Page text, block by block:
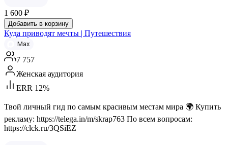
1 600 ₽
Добавить в корзину
Куда приводят мечты | Путешествия
Max
7 757
Женская аудитория
ERR 12%
Твой личный гид по самым красивым местам мира 🌍 Купить
рекламу: https://telega.in/m/skrap763 По всем вопросам:
https://clck.ru/3QSiEZ